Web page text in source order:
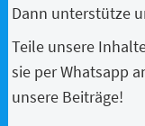
Dann unterstütze
Teile unsere
sie per Whatsapp
unsere Beiträge!